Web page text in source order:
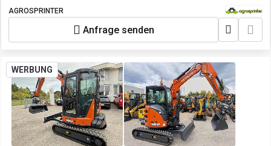
AGROSPRINTER
Anfrage senden
WERBUNG